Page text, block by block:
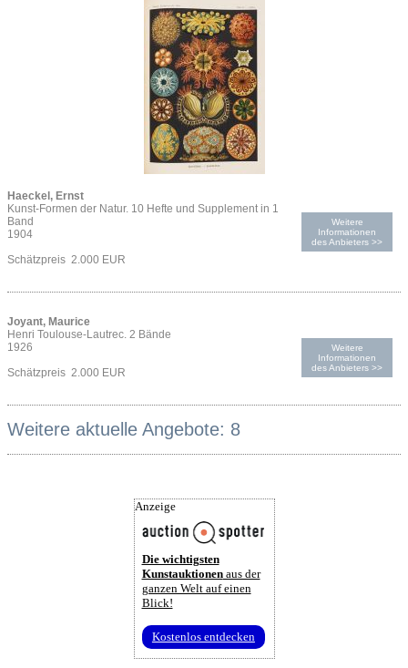
Haeckel, Ernst
Kunst-Formen der Natur. 10 Hefte und Supplement in 1
Band
1904
Schätzpreis 2.000 EUR
Weitere
Informationen
des Anbieters >>
Joyant, Maurice
Henri Toulouse-Lautrec. 2 Bände
1926
Schätzpreis 2.000 EUR
Weitere
Informationen
des Anbieters >>
Weitere aktuelle Angebote: 8
Anzeige
Die wichtigsten
Kunstauktionenaus der
ganzen Welt auf einen
Blick!
Kostenlos entdecken